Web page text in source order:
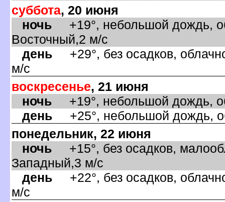
суббота, 20 июня
ночь +19°, небольшой дождь,
осточный,2 м/с
день +29°, без осадков,
м/с
оскресенье, 21 июня
ночь +19°, небольшой дождь,
день +25°, небольшой дождь,
понедельник, 22 июня
ночь +15°, без осадков,
Западный,3 м/с
день +22°, без осадков,
м/с